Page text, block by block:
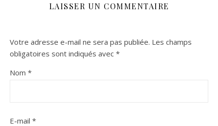
LAISSER UN COMMENTAIRE
Votre adresse e-mail ne sera pas publiée. Les champs
obligatoires sont indiqués avec *
Nom *
E-mail *